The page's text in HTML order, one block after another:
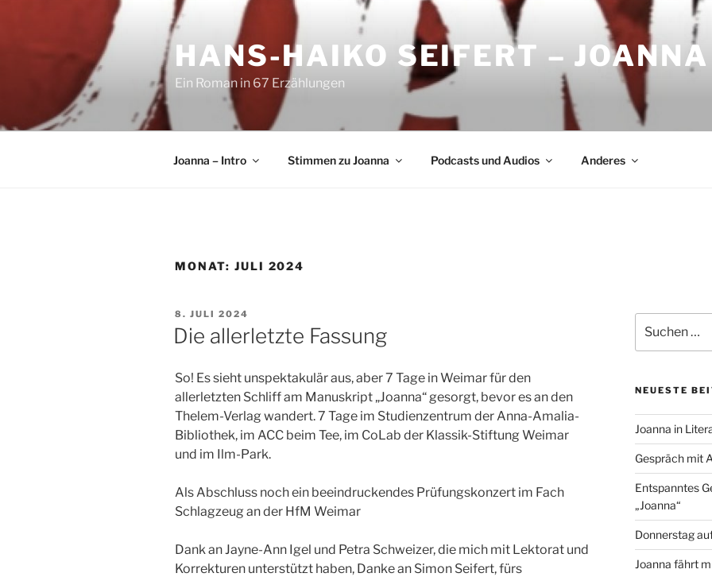
HANS-HAIKO SEIFERT – JOANNA
Ein Roman in 67 Erzählungen
Joanna – Intro Stimmen zu Joanna Podcasts und Audios Anderes
MONAT: JULI 2024
VERÖFFENTLICHT
AM
8. JULI 2024
Die allerletzte Fassung
So! Es sieht unspektakulär aus, aber 7 Tage in Weimar für den
allerletzten Schliff am Manuskript „Joanna“ gesorgt, bevor es an den
Thelem-Verlag wandert. 7 Tage im Studienzentrum der Anna-Amalia-
Bibliothek, im ACC beim Tee, im CoLab der Klassik-Stiftung Weimar
und im Ilm-Park.
Als Abschluss noch ein beeindruckendes Prüfungskonzert im Fach
Schlagzeug an der HfM Weimar
Dank an Jayne-Ann Igel und Petra Schweizer, die mich mit Lektorat und
Korrekturen unterstützt haben, Danke an Simon Seifert, fürs
nach:
NEUESTE
Joanna in
Gespräch mit
Entspanntes
„Joanna“
Donnerstag
Joanna fährt